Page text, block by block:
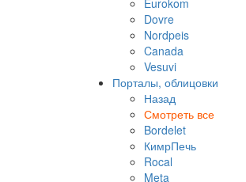
Dovre
Nordpeis
Canada
Vesuvi
Порталы, облицовки
Назад
Смотреть все
Bordelet
КимрПечь
Rocal
Meta